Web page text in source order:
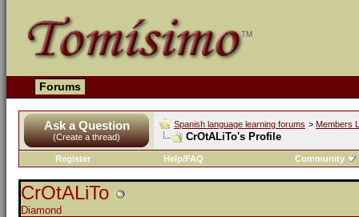
Forums
Ask a Question
(Create a thread)
Spanish language learning forums > Members
CrOtALiTo's Profile
Register Help/FAQ Community
CrOtALiTo
Diamond